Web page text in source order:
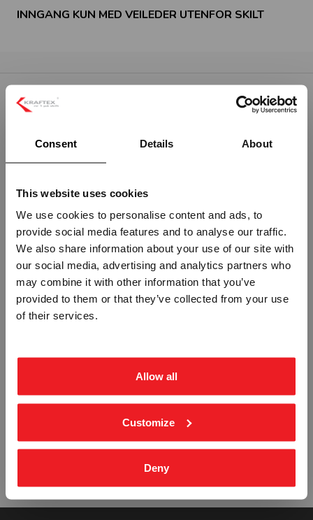
Consent Details About
This website uses cookies
We use cookies to personalise content and ads, to
provide social media features and to analyse our traffic.
We also share information about your use of our site with
our social media, advertising and analytics partners who
may combine it with other information that you’ve
provided to them or that they’ve collected from your use
of their services.
Allow all
Customize
Deny
INNGANG KUN MED VEILEDER UTENFOR SKILT
VENTILER FØR OG UNDER
INNSTGNING SKILT
STP-2934
Frakr 196,25
KONTINUERLIG VENTILASJON SKILT
Frakr 196,25
HOLD PÅ HANDLEVOGN SKILT
OPPBEVARES UTILGJENGELIG FOR
STP-2932
Vennligst velg portal
BEDRIFT PRIVAT